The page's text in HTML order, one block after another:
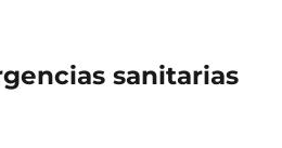
sanitarias